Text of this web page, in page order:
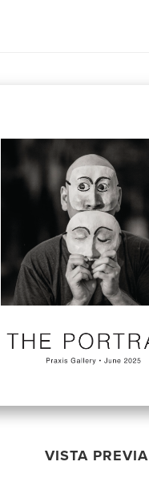
VISTA PREVIA